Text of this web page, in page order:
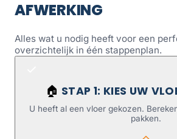
AFWERKING
Alles wat u nodig heeft voor een
overzichtelijk in één stappenplan.
🏠 STAP 1: KIES UW
U heeft al een vloer gekozen.
pakken.